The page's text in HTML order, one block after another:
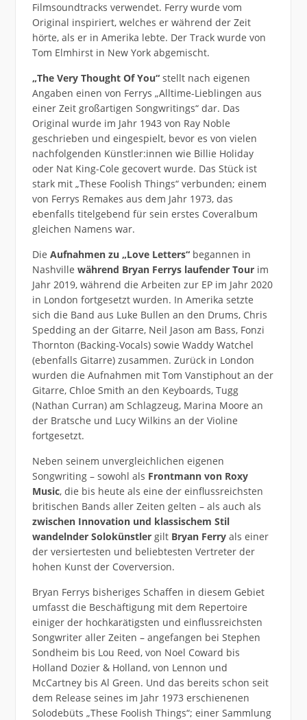
Filmsoundtracks verwendet. Ferry wurde vom
Original inspiriert, welches er während der Zeit
hörte, als er in Amerika lebte. Der Track wurde von
Tom Elmhirst in New York abgemischt.
„The Very Thought Of You“stellt nach eigenen
Angaben einen von Ferrys „Alltime-Lieblingen aus
einer Zeit großartigen Songwritings“ dar. Das
Original wurde im Jahr 1943 von Ray Noble
geschrieben und eingespielt, bevor es von vielen
nachfolgenden Künstler:innen wie Billie Holiday
oder Nat King-Cole gecovert wurde. Das Stück ist
stark mit „These Foolish Things“ verbunden; einem
von Ferrys Remakes aus dem Jahr 1973, das
ebenfalls titelgebend für sein erstes Coveralbum
gleichen Namens war.
Die Aufnahmen zu „Love Letters“begannen in
Nashville während Bryan Ferrys laufender Tourim
Jahr 2019, während die Arbeiten zur EP im Jahr 2020
in London fortgesetzt wurden. In Amerika setzte
sich die Band aus Luke Bullen an den Drums, Chris
Spedding an der Gitarre, Neil Jason am Bass, Fonzi
Thornton (Backing-Vocals) sowie Waddy Watchel
(ebenfalls Gitarre) zusammen. Zurück in London
wurden die Aufnahmen mit Tom Vanstiphout an der
Gitarre, Chloe Smith an den Keyboards, Tugg
(Nathan Curran) am Schlagzeug, Marina Moore an
der Bratsche und Lucy Wilkins an der Violine
fortgesetzt.
Neben seinem unvergleichlichen eigenen
Songwriting – sowohl als Frontmann von Roxy
Music, die bis heute als eine der einflussreichsten
britischen Bands aller Zeiten gelten – als auch als
zwischen Innovation und klassischem Stil
wandelnder Solokünstler gilt Bryan Ferryals einer
der versiertesten und beliebtesten Vertreter der
hohen Kunst der Coverversion.
Bryan Ferrys bisheriges Schaffen in diesem Gebiet
umfasst die Beschäftigung mit dem Repertoire
einiger der hochkarätigsten und einflussreichsten
Songwriter aller Zeiten – angefangen bei Stephen
Sondheim bis Lou Reed, von Noel Coward bis
Holland Dozier & Holland, von Lennon und
McCartney bis Al Green. Und das bereits schon seit
dem Release seines im Jahr 1973 erschienenen
Solodebüts „These Foolish Things“; einer Sammlung